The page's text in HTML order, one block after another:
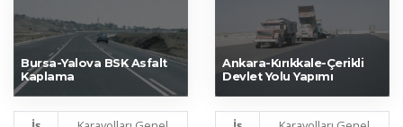
Bursa-Yalova BSK Asfalt
Kaplama
Ankara-Kırıkkale-Çerikli
Devlet Yolu Yapımı